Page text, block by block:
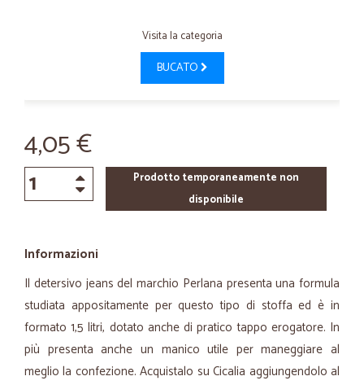
Visita la categoria
BUCATO
4,05 €
Prodotto temporaneamente non
disponibile
Informazioni
Il detersivo jeans del marchio Perlana presenta una formula
studiata appositamente per questo tipo di stoffa ed è in
formato 1,5 litri, dotato anche di pratico tappo erogatore. In
più presenta anche un manico utile per maneggiare al
meglio la confezione. Acquistalo su Cicalia aggiungendolo al